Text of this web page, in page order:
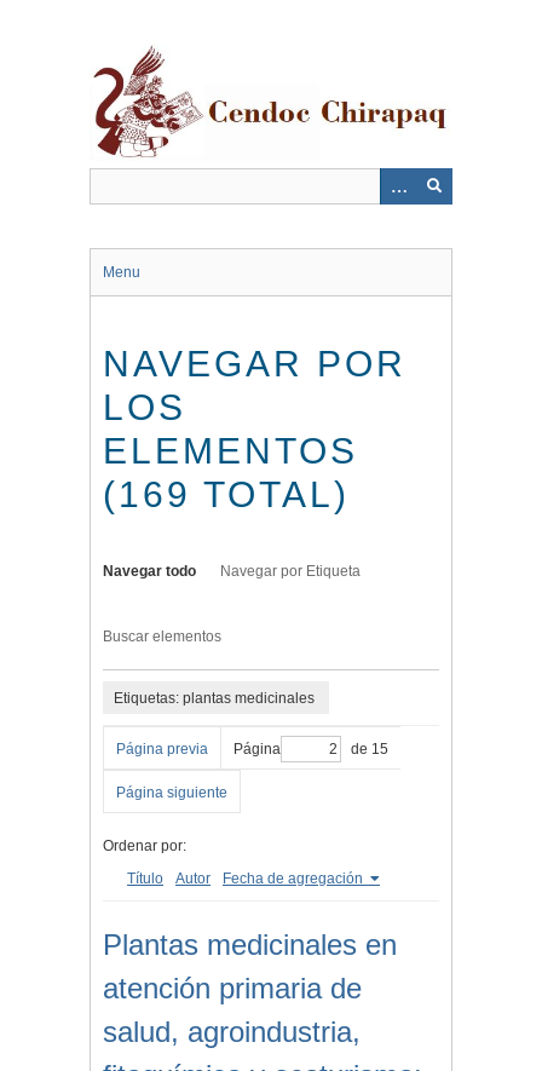
Menu
NAVEGAR POR
LOS
ELEMENTOS
(169 TOTAL)
Navegar todo Navegar por Etiqueta
Buscar elementos
Etiquetas: plantas medicinales
Página previa Página de 15
Página siguiente
Ordenar por:
Título
Autor Fecha de agregación
Plantas medicinales en
atención primaria de
salud, agroindustria,